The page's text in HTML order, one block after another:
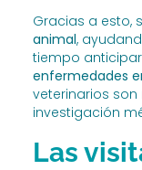
Gracias a esto,
animal,
tiempo
enfermedades
veterinarios
investigación
Las